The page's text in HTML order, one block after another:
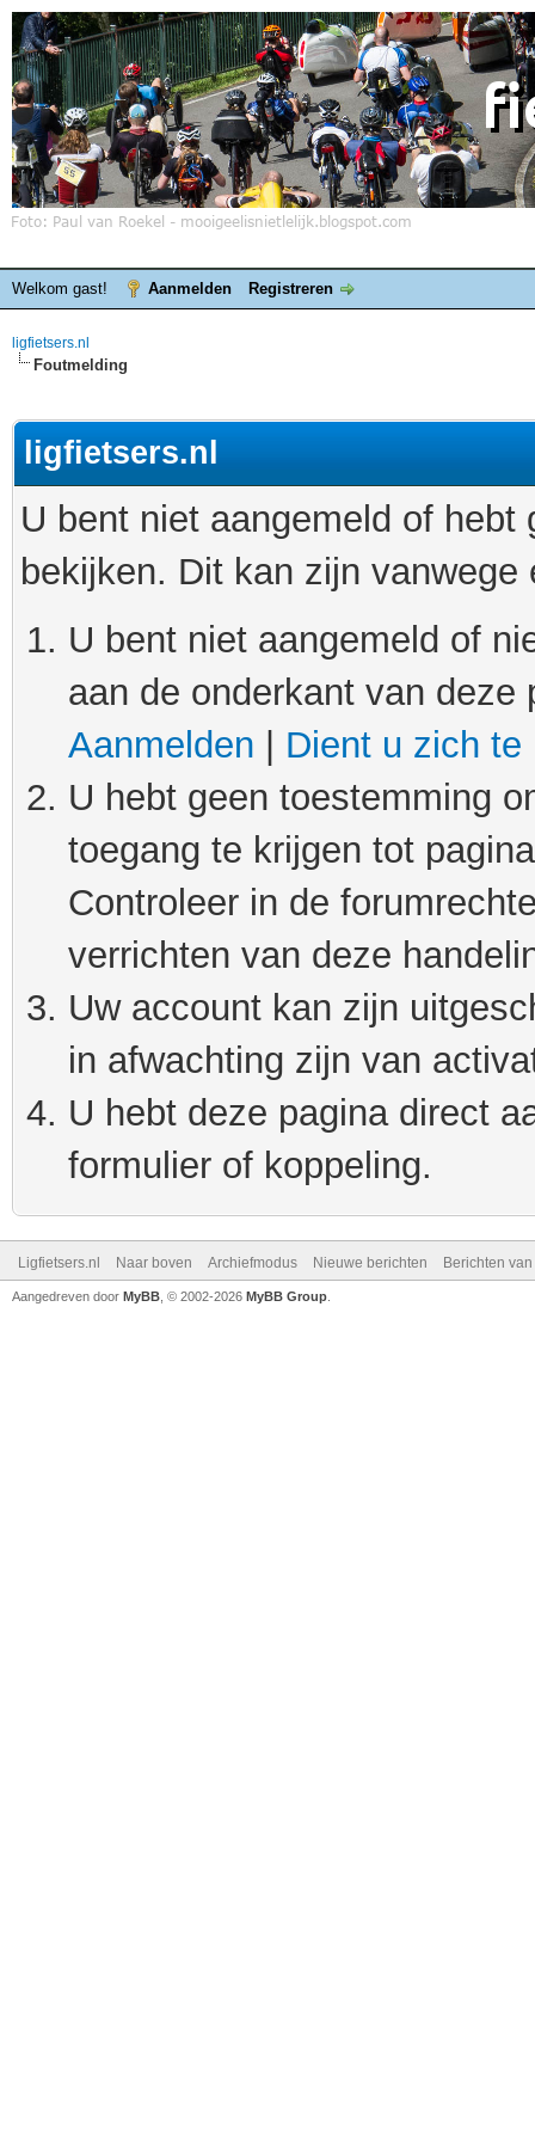
Welkom gast! Aanmelden Registreren
ligfietsers.nl
Foutmelding
ligfietsers.nl
U bent niet aangemeld of
bekijken. Dit kan zijn
U bent niet aangemeld of
aan de onderkant van
Aanmelden
Dient u zich te
U hebt geen toestemming
toegang te krijgen tot
Controleer in de
verrichten van deze
Uw account kan zijn
in afwachting zijn van
U hebt deze pagina direct
formulier of koppeling.
Ligfietsers.nl Naar boven Archiefmodus Nieuwe berichten Berichten
Aangedreven door MyBB , © 2002-2026 MyBB Group